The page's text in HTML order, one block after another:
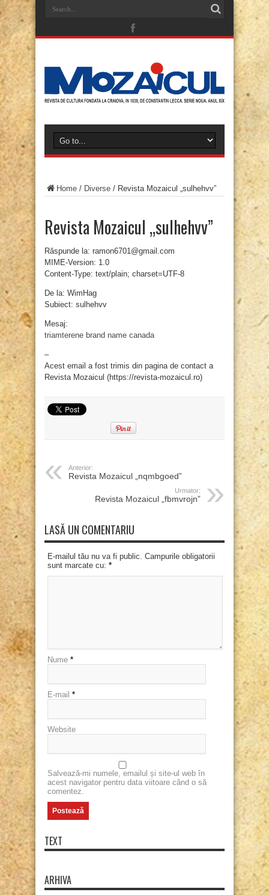
Home / Diverse / Revista Mozaicul „sulhehvv”
Revista Mozaicul „sulhehvv”
Răspunde la: ramon6701@gmail.com
MIME-Version: 1.0
Content-Type: text/plain; charset=UTF-8
De la: WimHag
Subiect: sulhehvv
Mesaj:
triamterene brand name canada
–
Acest email a fost trimis din pagina de contact a
Revista Mozaicul (https://revista-mozaicul.ro)
Anterior:
Revista Mozaicul „nqmbgoed”
Urmator:
Revista Mozaicul „fbmvrojn”
LASĂ UN COMENTARIU
E-mailul tău nu va fi public. Campurile obligatorii
sunt marcate cu: *
Nume *
E-mail *
Website
Salvează-mi numele, emailul și site-ul web în
acest navigator pentru data viitoare când o să
comentez.
TEXT
ARHIVA